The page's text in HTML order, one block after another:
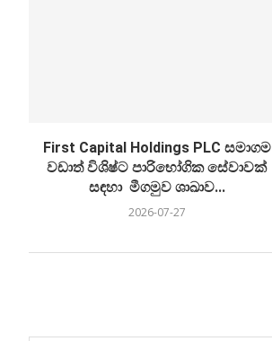
First Capital Holdings PLC සමාගම
වඩාත් විශිෂ්ට පාරිභෝගික සේවාවක්
සඳහා මීගමුව ශාඛාව...
2026-07-27